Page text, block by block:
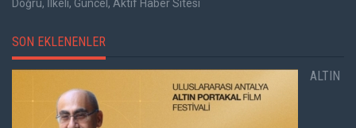
Doğru, İlkeli, Güncel, Aktif Haber Sitesi
SON EKLENENLER
ALTIN